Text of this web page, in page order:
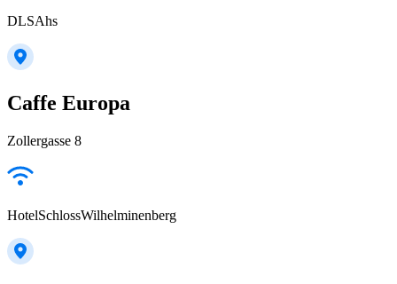
DLSAhs
Caffe Europa
Zollergasse 8
HotelSchlossWilhelminenberg